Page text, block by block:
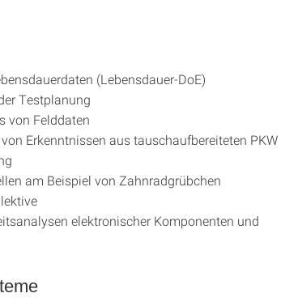
(Lebensdauer-DoE)
Testplanung
von Felddaten
Erkenntnissen aus tauschaufbereiteten PKW
am Beispiel von Zahnradgrübchen
elektronischer Komponenten und